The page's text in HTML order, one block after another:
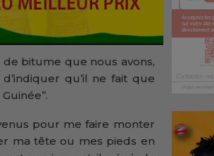
de bitume que nous avons,
qu’il ne fait que
pour me faire monter
ma tête ou mes pieds en